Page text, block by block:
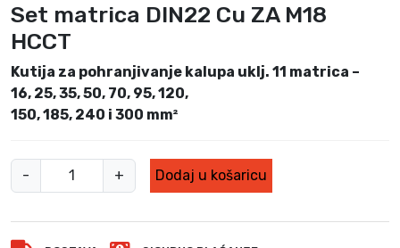
Set matrica DIN22 Cu ZA M18
HCCT
Kutija za pohranjivanje kalupa uklj. 11 matrica –
16, 25, 35, 50, 70, 95, 120,
150, 185, 240 i 300 mm²
-
e
+ Dodaj u košaricu